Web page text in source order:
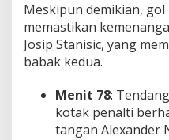
Meskipun demikian,
memastikan
Josip Stanisic, yang
babak kedua.
Menit 78:
kotak penalti
tangan Alexander